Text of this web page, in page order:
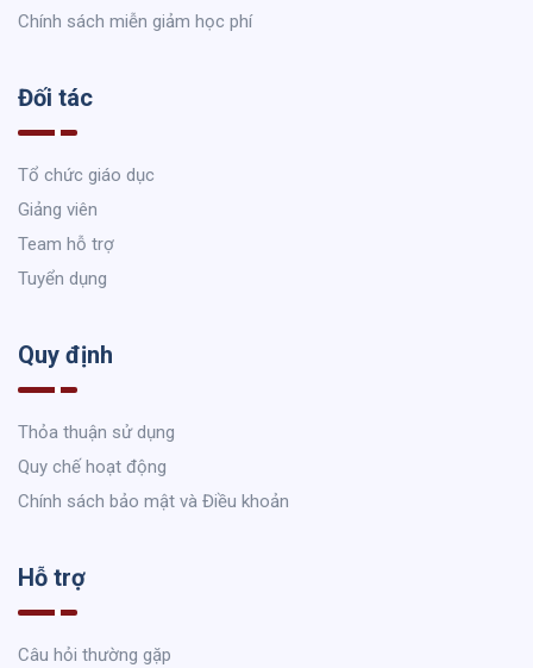
Chính sách miễn giảm học phí
Đối tác
Tổ chức giáo dục
Giảng viên
Team hỗ trợ
Tuyển dụng
Quy định
Thỏa thuận sử dụng
Quy chế hoạt động
Chính sách bảo mật và Điều khoản
Hỗ trợ
Câu hỏi thường gặp